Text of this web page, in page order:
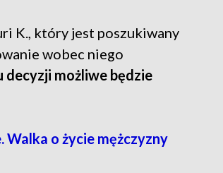
K., który jest poszukiwany
wobec niego
decyzji możliwe będzie
o życie mężczyzny